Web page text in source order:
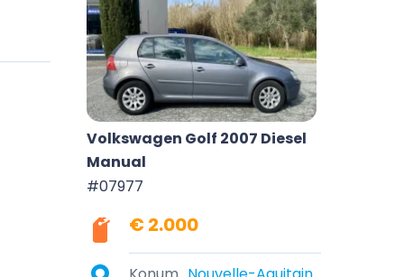
Volkswagen Golf 2007 Diesel
Manual
#07977
€ 2.000